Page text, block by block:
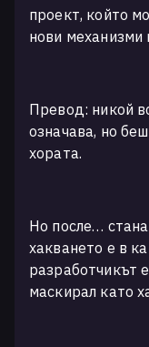
проект, който
нови механизми
Превод: никой
означава, но
хората.
Но после…
хакването е в
разработчикът
маскирал като